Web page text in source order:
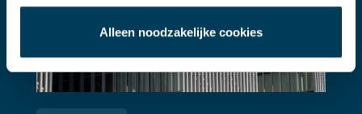
Alleen noodzakelijke cookies